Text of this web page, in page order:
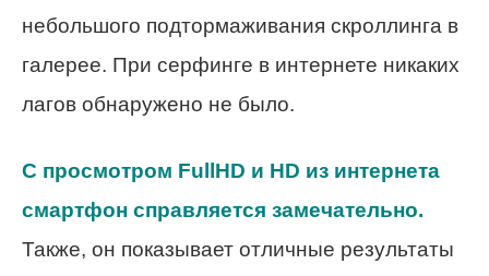
небольшого подтормаживания скроллинга в
галерее. При серфинге в интернете никаких
лагов обнаружено не было.
С просмотром FullHD и HD из интернета
смартфон справляется замечательно.
Также, он показывает отличные результаты